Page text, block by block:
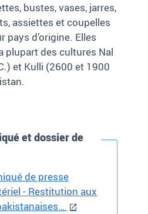
bustes, vases, jarres,
assiettes et coupelles
pays d’origine. Elles
plupart des cultures Nal
et Kulli (2600 et 1900
et dossier de
de presse
- Restitution aux